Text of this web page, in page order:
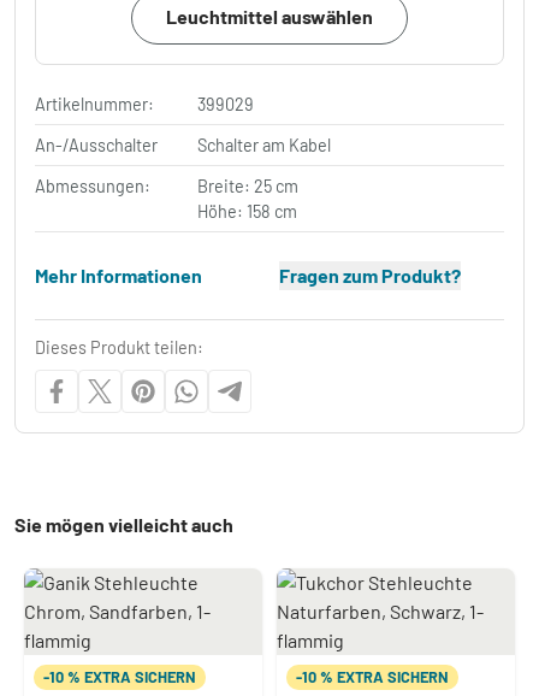
Leuchtmittel auswählen
Artikelnummer:
399029
An-/Ausschalter
Schalter am Kabel
Abmessungen:
Breite: 25 cm
Höhe: 158 cm
Mehr Informationen Fragen zum Produkt?
Dieses Produkt teilen:
Sie mögen vielleicht auch
-10 % EXTRA SICHERN -10 % EXTRA SICHERN